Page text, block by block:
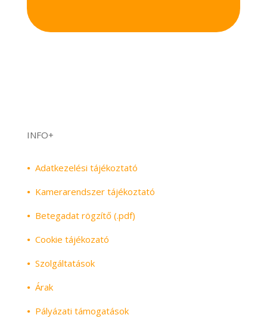
INFO+
• Adatkezelési tájékoztató
• Kamerarendszer tájékoztató
• Betegadat rögzítő (.pdf)
• Cookie tájékozató
• Szolgáltatások
• Árak
• Pályázati támogatások